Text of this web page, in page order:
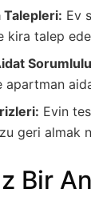
Talepleri: Ev
kira talep
apartman
Evin
geri almak
Bir